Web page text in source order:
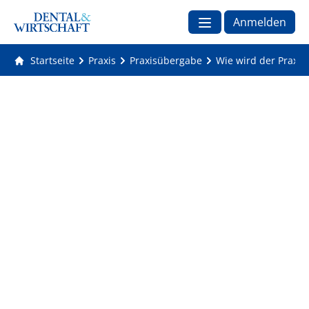
Anmelden
Startseite Praxis Praxisübergabe Wie wird der